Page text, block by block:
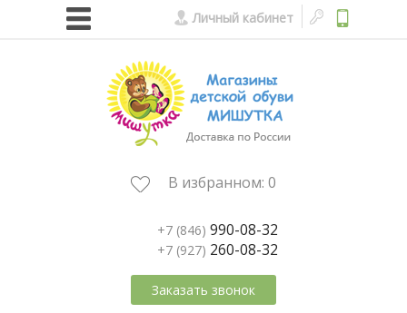
Личный кабинет
В избранном: 0
+7 (846) 990-08-32
+7 (927) 260-08-32
Заказать звонок